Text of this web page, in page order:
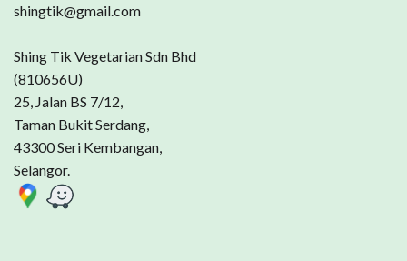
shingtik@gmail.com
Shing Tik Vegetarian Sdn Bhd
(810656U)
25, Jalan BS 7/12,
Taman Bukit Serdang,
43300 Seri Kembangan,
Selangor.